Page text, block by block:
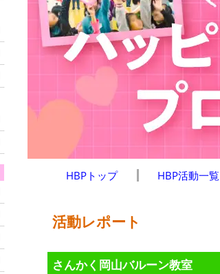
HBPトップ HBP活動一覧
活動レポート
さんかく岡山バルーン教室